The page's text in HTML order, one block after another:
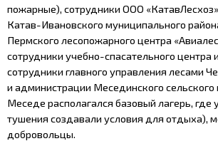
пожарные), сотрудники ООО
Катав-Ивановского муниципального
Пермского лесопожарного центра
сотрудники учебно-спасательного центра
сотрудники главного управления лесами
и администрации Месединского сельского
Меседе располагался базовый лагерь, где
тушения создавали условия для отдыха),
добровольцы.